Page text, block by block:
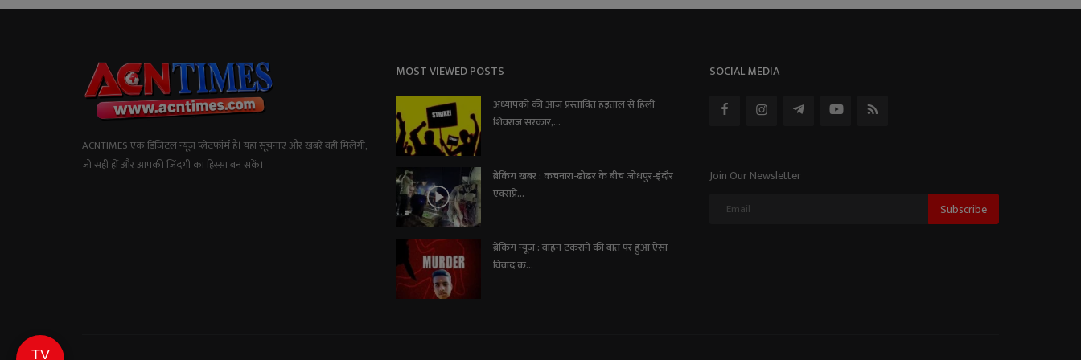
ACNTIMES एक डिजिटल न्यूज प्लेटफॉर्म है। यहां सूचनाएं और खबरें वही मिलेंगी,
जो सही हों और आपकी जिंदगी का हिस्सा बन सकें।
MOST VIEWED POSTS
अध्यापकों की आज प्रस्तावित हड़ताल से हिली
शिवराज सरकार,...
ब्रेकिंग खबर : कचनारा-ढोढर के बीच जोधपुर-इंदौर
एक्सप्रे...
ब्रेकिंग न्यूज़ : वाहन टकराने की बात पर हुआ ऐसा
विवाद क...
SOCIAL MEDIA
Join Our Newsletter
Subscribe
TV